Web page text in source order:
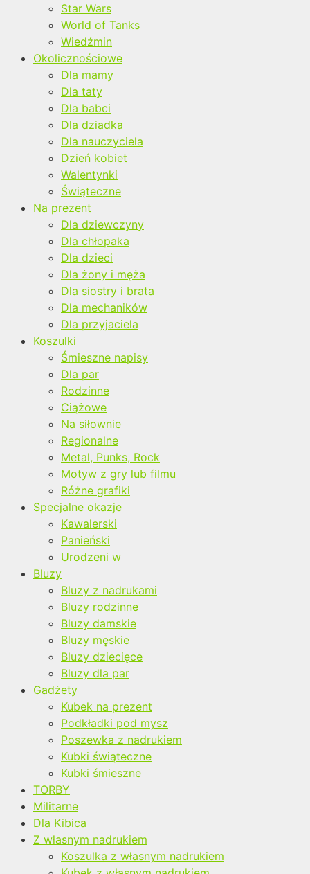
Star Wars
World of Tanks
Wiedźmin
Okolicznościowe
Dla mamy
Dla taty
Dla babci
Dla dziadka
Dla nauczyciela
Dzień kobiet
Walentynki
Świąteczne
Na prezent
Dla dziewczyny
Dla chłopaka
Dla dzieci
Dla żony i męża
Dla siostry i brata
Dla mechaników
Dla przyjaciela
Koszulki
Śmieszne napisy
Dla par
Rodzinne
Ciążowe
Na siłownie
Regionalne
Metal, Punks, Rock
Motyw z gry lub filmu
Różne grafiki
Specjalne okazje
Kawalerski
Panieński
Urodzeni w
Bluzy
Bluzy z nadrukami
Bluzy rodzinne
Bluzy damskie
Bluzy męskie
Bluzy dziecięce
Bluzy dla par
Gadżety
Kubek na prezent
Podkładki pod mysz
Poszewka z nadrukiem
Kubki świąteczne
Kubki śmieszne
TORBY
Militarne
Dla Kibica
Z własnym nadrukiem
Koszulka z własnym nadrukiem